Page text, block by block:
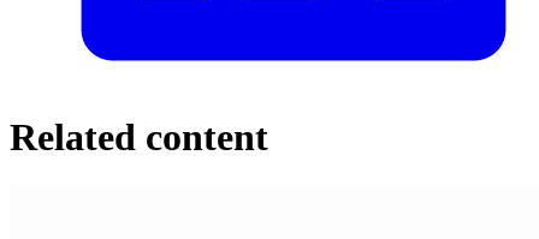
Related content